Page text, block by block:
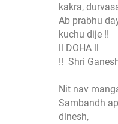
kakra,
Ab prabhu
kuchu dije !!
ll DOHA ll
!! Shri
Nit nav
Sambandh
dinesh,